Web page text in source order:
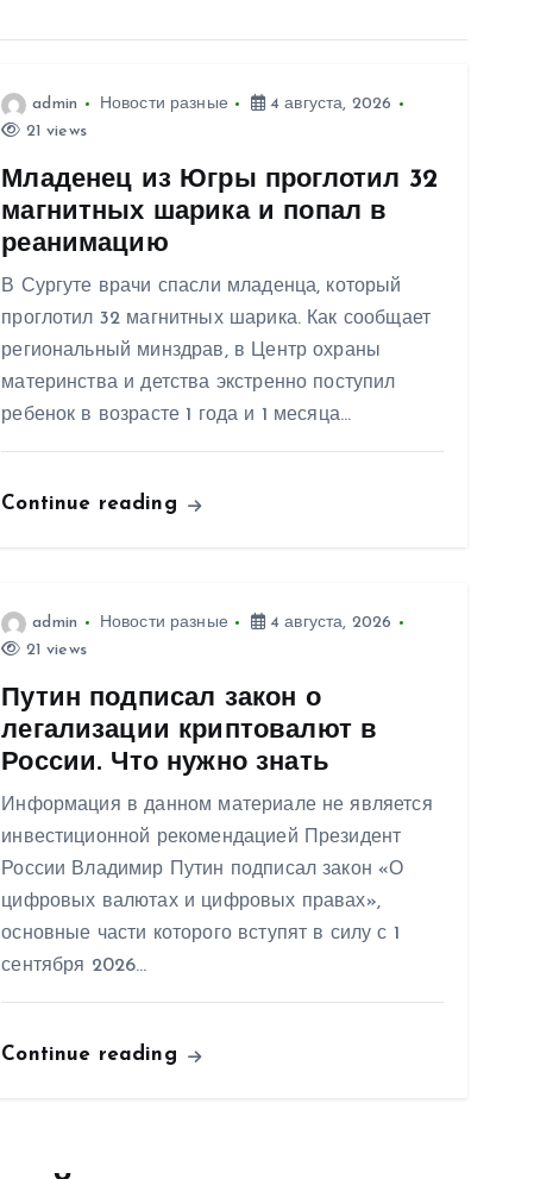
admin Новости разные
4 августа, 2026
21 views
Младенец из Югры проглотил 32
магнитных шарика и попал в
реанимацию
В Сургуте врачи спасли младенца, который
проглотил 32 магнитных шарика. Как сообщает
региональный минздрав, в Центр охраны
материнства и детства экстренно поступил
ребенок в возрасте 1 года и 1 месяца…
Continue reading
admin Новости разные
4 августа, 2026
21 views
Путин подписал закон о
легализации криптовалют в
России. Что нужно знать
Информация в данном материале не является
инвестиционной рекомендацией Президент
России Владимир Путин подписал закон «О
цифровых валютах и цифровых правах»,
основные части которого вступят в силу с 1
сентября 2026…
Continue reading